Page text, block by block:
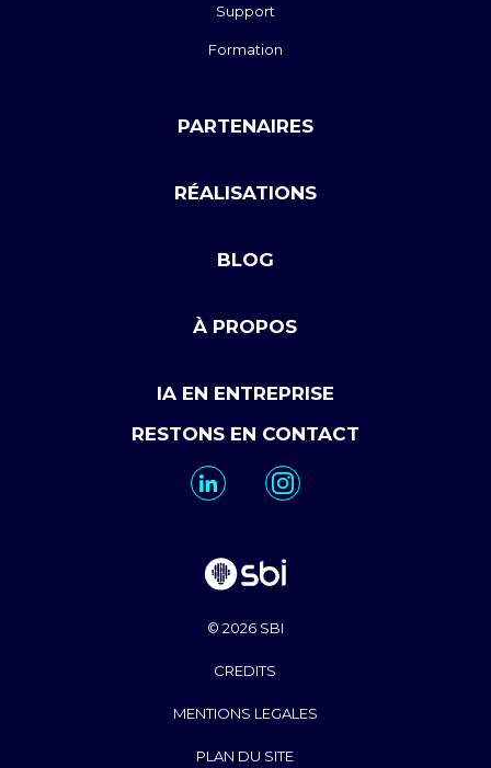
Support
Formation
PARTENAIRES
RÉALISATIONS
BLOG
À PROPOS
IA EN ENTREPRISE
RESTONS EN CONTACT
© 2026 SBI
CREDITS
MENTIONS LEGALES
PLAN DU SITE